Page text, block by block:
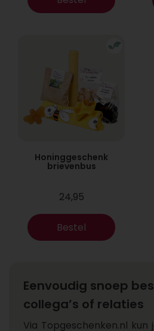
Honinggeschenk
brievenbus
24,95
Bestel
Eenvoudig snoep
collega’s of relaties
Via Topgeschenken.nl kun